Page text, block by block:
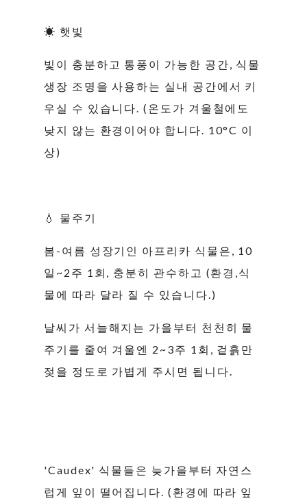
☀ 햇빛
빛이 충분하고 통풍이 가능한 공간, 식물
생장 조명을 사용하는 실내 공간에서 키
우실 수 있습니다. (온도가 겨울철에도
낮지 않는 환경이어야 합니다. 10°C 이
상)
💧 물주기
봄-여름 성장기인 아프리카 식물은, 10
일~2주 1회, 충분히 관수하고 (환경,식
물에 따라 달라 질 수 있습니다.)
날씨가 서늘해지는 가을부터 천천히 물
주기를 줄여 겨울엔 2~3주 1회, 겉흙만
젖을 정도로 가볍게 주시면 됩니다.
'Caudex' 식물들은 늦가을부터 자연스
럽게 잎이 떨어집니다. (환경에 따라 잎